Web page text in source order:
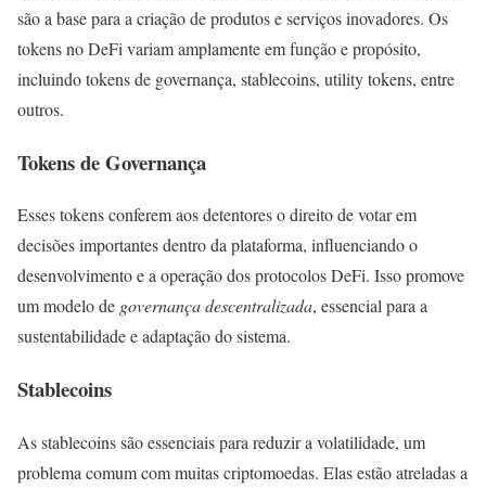
são a base para a criação de produtos e serviços inovadores. Os
tokens no DeFi variam amplamente em função e propósito,
incluindo tokens de governança, stablecoins, utility tokens, entre
outros.
Tokens de Governança
Esses tokens conferem aos detentores o direito de votar em
decisões importantes dentro da plataforma, influenciando o
desenvolvimento e a operação dos protocolos DeFi. Isso promove
um modelo de governança descentralizada, essencial para a
sustentabilidade e adaptação do sistema.
Stablecoins
As stablecoins são essenciais para reduzir a volatilidade, um
problema comum com muitas criptomoedas. Elas estão atreladas a